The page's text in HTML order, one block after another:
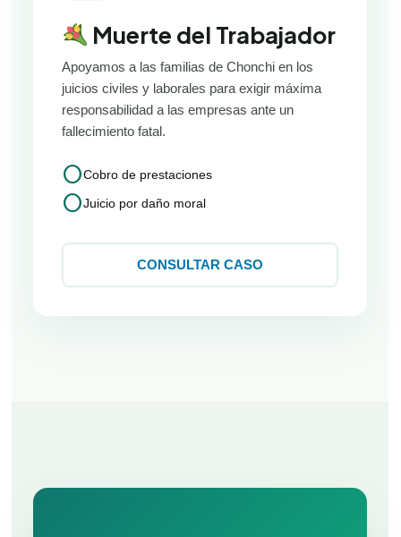
Muerte del Trabajador
Apoyamos a las familias de Chonchi en los
juicios civiles y laborales para exigir máxima
responsabilidad a las empresas ante un
fallecimiento fatal.
circleCobro de prestaciones
circleJuicio por daño moral
CONSULTAR CASO